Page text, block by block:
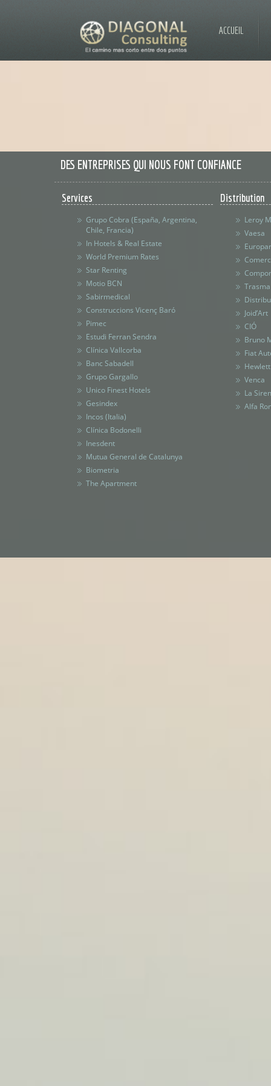
ACCUEIL
DES ENTREPRISES QUI NOUS FONT CONFIANCE
Services
Grupo Cobra (España, Argentina,
Chile, Francia)
In Hotels & Real Estate
World Premium Rates
Star Renting
Motio BCN
Sabirmedical
Construccions Vicenç Baró
Pimec
Estudi Ferran Sendra
Clínica Vallcorba
Banc Sabadell
Grupo Gargallo
Unico Finest Hotels
Gesindex
Incos (Italia)
Clínica Bodonelli
Inesdent
Mutua General de Catalunya
Biometria
The Apartment
Distribution
Leroy
Vaesa
Joid’Art
CIÓ
Bruno
Fiat
Venca
La
Alfa